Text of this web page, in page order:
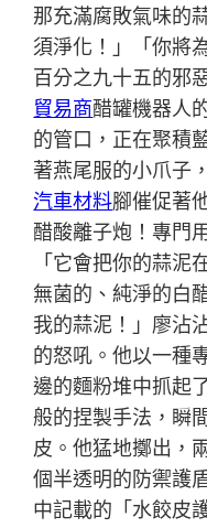
那充滿腐敗氣味的
須淨化！」「你將
百分之九十五的邪
貿易商醋罐機器人
的管口，正在聚積
著燕尾服的小爪子
汽車材料腳催促著
醋酸離子炮！專門
「它會把你的蒜泥
無菌的、純淨的白
我的蒜泥！」廖沾
的怒吼。他以一種
邊的麵粉堆中抓起
般的捏製手法，瞬
皮。他猛地擲出，
個半透明的防禦護
中記載的「水餃皮